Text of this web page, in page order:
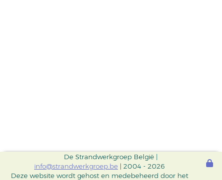
De Strandwerkgroep België |
info@strandwerkgroep.be | 2004 - 2026
Deze website wordt gehost en medebeheerd door het